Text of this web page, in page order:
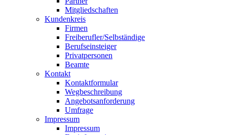
Mitgliedschaften
Kundenkreis
Firmen
Freiberufler/Selbständige
Berufseinsteiger
Privatpersonen
Beamte
Kontakt
Kontaktformular
Wegbeschreibung
Angebotsanforderung
Umfrage
Impressum
Impressum